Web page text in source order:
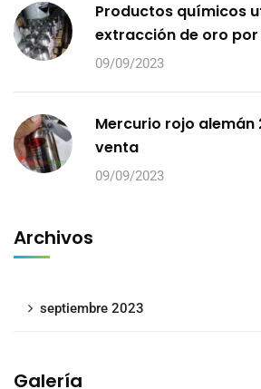
Productos químicos
extracción de oro
09/09/2023
Mercurio rojo alemán
venta
09/09/2023
Archivos
septiembre 2023
Galería